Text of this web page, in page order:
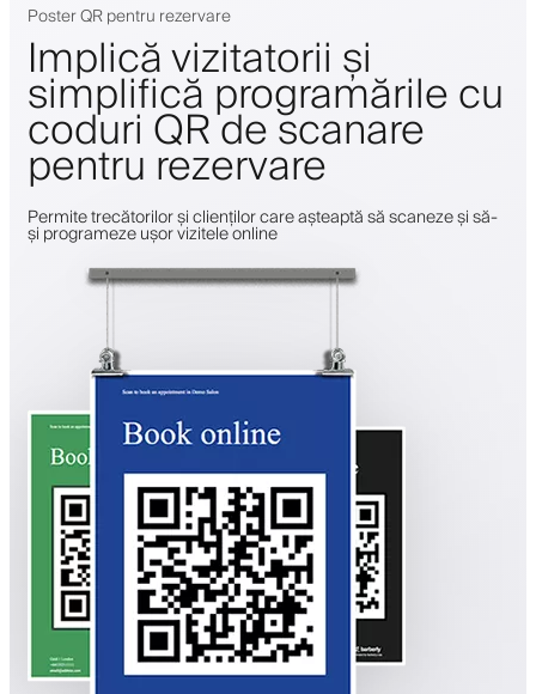
Poster QR pentru rezervare
Implică vizitatorii și
simplifică programările cu
coduri QR de scanare
pentru rezervare
Permite trecătorilor și clienților care așteaptă să scaneze și să-
și programeze ușor vizitele online